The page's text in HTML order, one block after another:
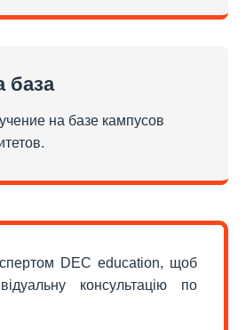
база
на базе кампусов
DEC education, щоб
консультацію по